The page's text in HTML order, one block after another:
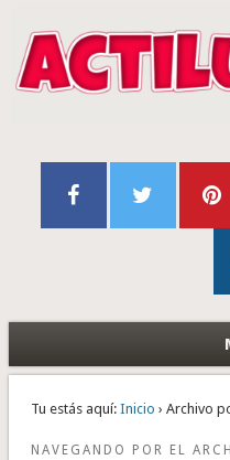
Tu estás aquí: Inicio › Archivo
NAVEGANDO POR EL